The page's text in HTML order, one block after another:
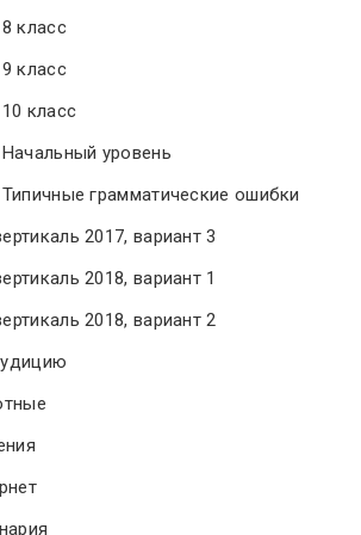
класс
класс
класс
уровень
грамматические ошибки
2017, вариант 3
2018, вариант 1
2018, вариант 2